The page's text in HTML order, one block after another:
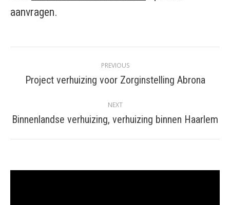
aanvragen.
navigation
PREVIOUS
Previous
Project verhuizing voor Zorginstelling Abrona
NEXT
Next
Binnenlandse verhuizing, verhuizing binnen Haarlem